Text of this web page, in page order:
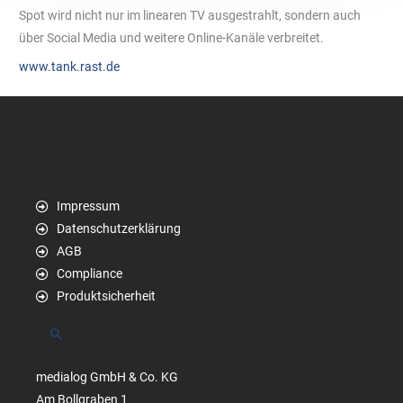
Spot wird nicht nur im linearen TV ausgestrahlt, sondern auch
über Social Media und weitere Online-Kanäle verbreitet.
www.tank.rast.de
Impressum
Datenschutzerklärung
AGB
Compliance
Produktsicherheit
Suchen
medialog GmbH & Co. KG
Am Bollgraben 1